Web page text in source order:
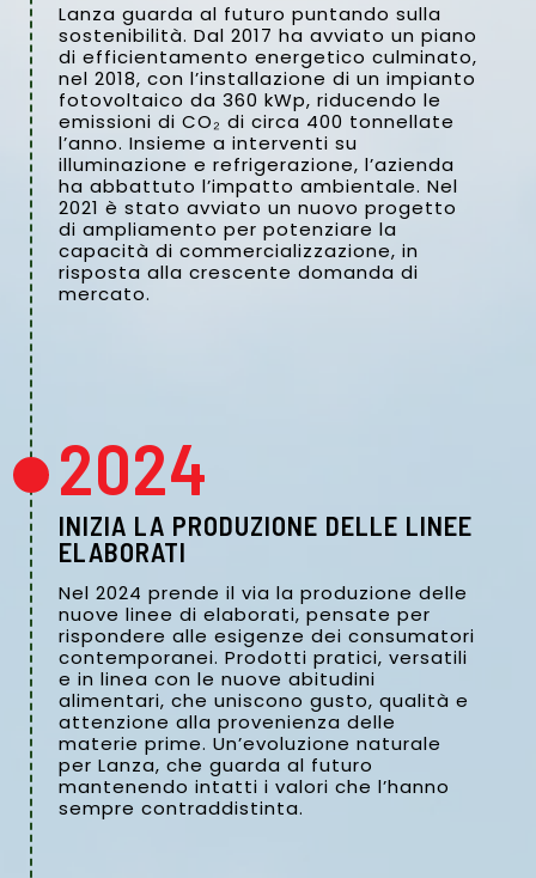
Lanza guarda al futuro puntando sulla
sostenibilità. Dal 2017 ha avviato un piano
di efficientamento energetico culminato,
nel 2018, con l’installazione di un impianto
fotovoltaico da 360 kWp, riducendo le
emissioni di CO₂ di circa 400 tonnellate
l’anno. Insieme a interventi su
illuminazione e refrigerazione, l’azienda
ha abbattuto l’impatto ambientale. Nel
2021 è stato avviato un nuovo progetto
di ampliamento per potenziare la
capacità di commercializzazione, in
risposta alla crescente domanda di
mercato.
2024
INIZIA LA PRODUZIONE DELLE LINEE
ELABORATI
Nel 2024 prende il via la produzione delle
nuove linee di elaborati, pensate per
rispondere alle esigenze dei consumatori
contemporanei. Prodotti pratici, versatili
e in linea con le nuove abitudini
alimentari, che uniscono gusto, qualità e
attenzione alla provenienza delle
materie prime. Un’evoluzione naturale
per Lanza, che guarda al futuro
mantenendo intatti i valori che l’hanno
sempre contraddistinta.